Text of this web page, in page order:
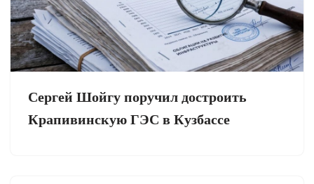
Сергей Шойгу поручил достроить
Крапивинскую ГЭС в Кузбассе